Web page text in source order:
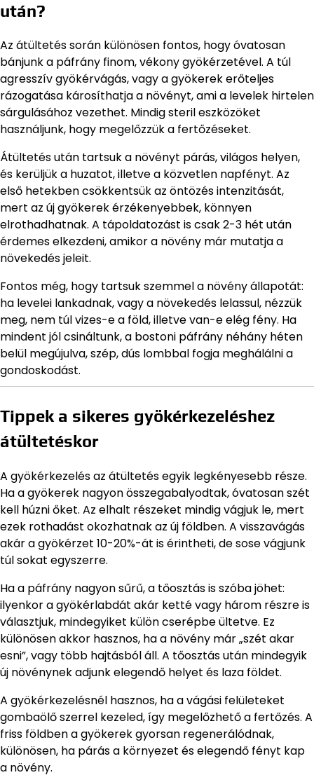
után?
Az átültetés során különösen fontos, hogy óvatosan
bánjunk a páfrány finom, vékony gyökérzetével. A túl
agresszív gyökérvágás, vagy a gyökerek erőteljes
rázogatása károsíthatja a növényt, ami a levelek hirtelen
sárgulásához vezethet. Mindig steril eszközöket
használjunk, hogy megelőzzük a fertőzéseket.
Átültetés után tartsuk a növényt párás, világos helyen,
és kerüljük a huzatot, illetve a közvetlen napfényt. Az
első hetekben csökkentsük az öntözés intenzitását,
mert az új gyökerek érzékenyebbek, könnyen
elrothadhatnak. A tápoldatozást is csak 2-3 hét után
érdemes elkezdeni, amikor a növény már mutatja a
növekedés jeleit.
Fontos még, hogy tartsuk szemmel a növény állapotát:
ha levelei lankadnak, vagy a növekedés lelassul, nézzük
meg, nem túl vizes-e a föld, illetve van-e elég fény. Ha
mindent jól csináltunk, a bostoni páfrány néhány héten
belül megújulva, szép, dús lombbal fogja meghálálni a
gondoskodást.
Tippek a sikeres gyökérkezeléshez
átültetéskor
A gyökérkezelés az átültetés egyik legkényesebb része.
Ha a gyökerek nagyon összegabalyodtak, óvatosan szét
kell húzni őket. Az elhalt részeket mindig vágjuk le, mert
ezek rothadást okozhatnak az új földben. A visszavágás
akár a gyökérzet 10-20%-át is érintheti, de sose vágjunk
túl sokat egyszerre.
Ha a páfrány nagyon sűrű, a tőosztás is szóba jöhet:
ilyenkor a gyökérlabdát akár ketté vagy három részre is
választjuk, mindegyiket külön cserépbe ültetve. Ez
különösen akkor hasznos, ha a növény már „szét akar
esni”, vagy több hajtásból áll. A tőosztás után mindegyik
új növénynek adjunk elegendő helyet és laza földet.
A gyökérkezelésnél hasznos, ha a vágási felületeket
gombaölő szerrel kezeled, így megelőzhető a fertőzés. A
friss földben a gyökerek gyorsan regenerálódnak,
különösen, ha párás a környezet és elegendő fényt kap
a növény.